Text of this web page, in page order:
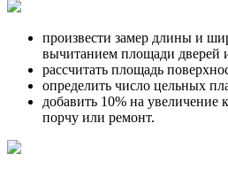
произвести замер длины и
вычитанием площади дверей
рассчитать площадь
определить число цельных
добавить 10% на увеличение
порчу или ремонт.